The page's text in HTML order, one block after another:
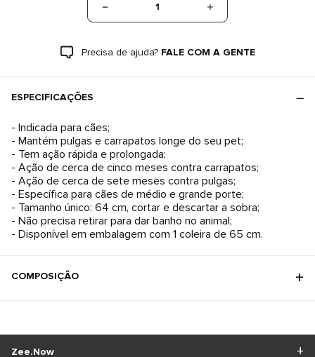
1
Precisa de ajuda? FALE COM A GENTE
ESPECIFICAÇÕES
- Indicada para cães;
- Mantém pulgas e carrapatos longe do seu pet;
- Tem ação rápida e prolongada;
- Ação de cerca de cinco meses contra carrapatos;
- Ação de cerca de sete meses contra pulgas;
- Específica para cães de médio e grande porte;
- Tamanho único: 64 cm, cortar e descartar a sobra;
- Não precisa retirar para dar banho no animal;
- Disponível em embalagem com 1 coleira de 65 cm.
COMPOSIÇÃO
Zee.Now